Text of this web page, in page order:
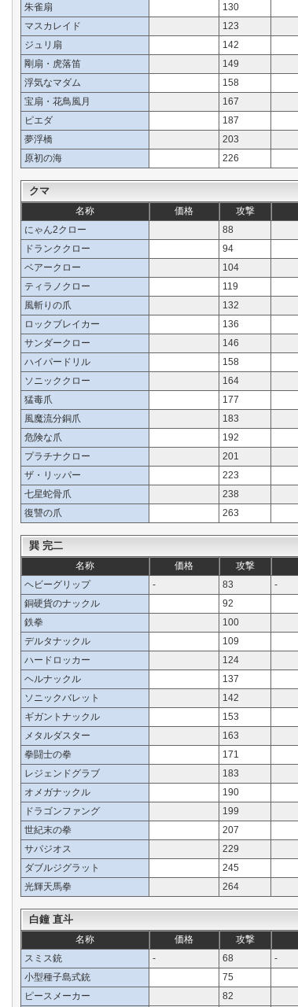
朱雀扇
130
マスカレイド
123
ジュリ扇
142
剛扇・虎落笛
149
浮気なマダム
158
宝扇・花鳥風月
167
ピエダ
187
夢浮橋
203
原初の海
226
クマ
名称 価格 攻撃
にゃん2クロー
88
ドランククロー
94
ベアークロー
104
ティラノクロー
119
風斬りの爪
132
ロックブレイカー
136
サンダークロー
146
ハイパードリル
158
ソニッククロー
164
猛毒爪
177
風魔流分銅爪
183
危険な爪
192
プラチナクロー
201
ザ・リッパー
223
七星蛇骨爪
238
復讐の爪
263
巽 完二
名称 価格 攻撃
ヘビーグリップ
- 83 -
銅硬貨のナックル
92
鉄拳
100
デルタナックル
109
ハードロッカー
124
ヘルナックル
137
ソニックバレット
142
ギガントナックル
153
メタルダスター
163
拳闘士の拳
171
レジェンドグラブ
183
オメガナックル
190
ドラゴンファング
199
世紀末の拳
207
サパジオス
229
ダブルジグラット
245
光輝天馬拳
264
白鐘 直斗
名称 価格 攻撃
スミス銃
- 68 -
小型種子島式銃
75
ピースメーカー
82